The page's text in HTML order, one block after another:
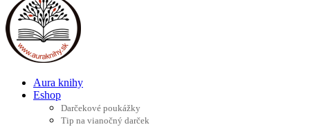
Aura knihy
Eshop
Darčekové poukážky
Tip na vianočný darček